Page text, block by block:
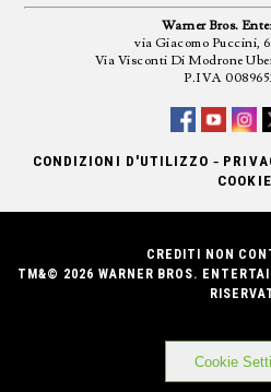
Warner Bros.
via Giacomo Puccini,
Via Visconti Di Modrone
P.IVA
CONDIZIONI D'UTILIZZO -
COOKIE
CREDITI NON
TM&© 2026 WARNER BROS.
Cookie